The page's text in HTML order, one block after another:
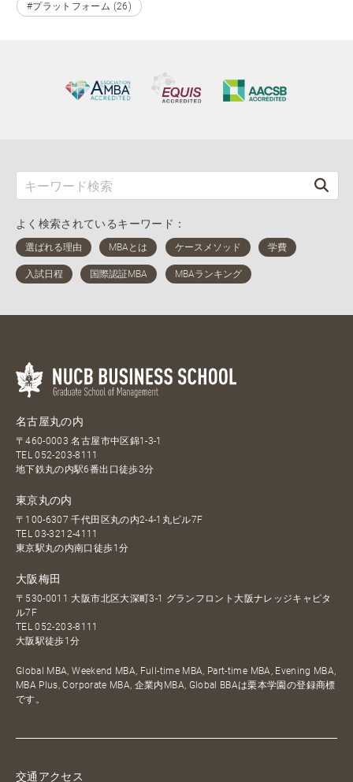
#プラットフォーム (26)
よく検索されているキーワード：
名古屋丸の内
〒460-0003 名古屋市中区錦1-3-1
TEL052-203-8111
地下鉄丸の内駅6番出口徒歩3分
東京丸の内
〒100-6307 千代田区丸の内2-4-1丸ビル7F
TEL03-3212-4111
東京駅丸の内南口徒歩1分
大阪梅田
〒530-0011 大阪市北区大深町3-1 グランフロント大阪ナレッジキャピタ
ル7F
TEL052-203-8111
大阪駅徒歩1分
Global MBA, Weekend MBA, Full-time MBA, Part-time MBA, Evening MBA,
MBA Plus, Corporate MBA, 企業内MBA, Global BBAは栗本学園の登録商標
です。
交通アクセス